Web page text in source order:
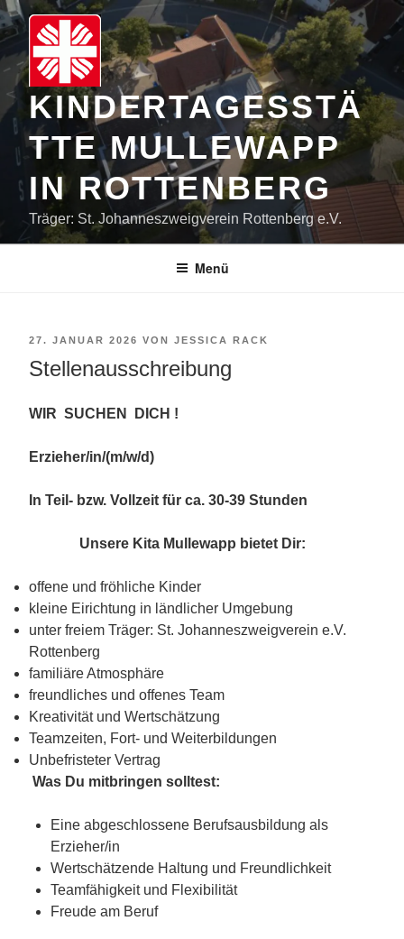
Zum
Inhalt
springen
KINDERTAGESSTÄ
TTE MULLEWAPP
IN ROTTENBERG
Träger: St. Johanneszweigverein Rottenberg e.V.
Menü
VERÖFFENTLICHT
AM
27. JANUAR 2026 VON JESSICA RACK
Stellenausschreibung
WIR SUCHEN DICH !
Erzieher/in/(m/w/d)
In Teil- bzw. Vollzeit für ca. 30-39 Stunden
Unsere Kita Mullewapp bietet Dir:
offene und fröhliche Kinder
kleine Eirichtung in ländlicher Umgebung
unter freiem Träger: St. Johanneszweigverein e.V.
Rottenberg
familiäre Atmosphäre
freundliches und offenes Team
Kreativität und Wertschätzung
Teamzeiten, Fort- und Weiterbildungen
Unbefristeter Vertrag
Was Du mitbringen solltest:
Eine abgeschlossene Berufsausbildung als
Erzieher/in
Wertschätzende Haltung und Freundlichkeit
Teamfähigkeit und Flexibilität
Freude am Beruf